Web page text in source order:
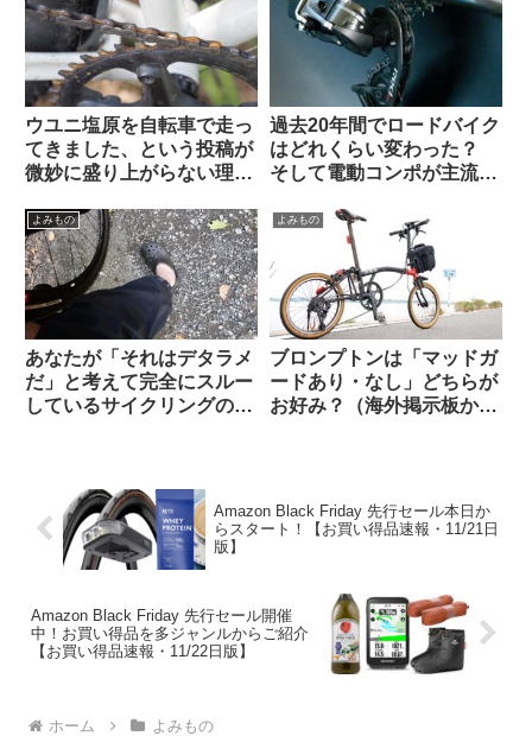
ウユニ塩原を自転車で走っ
てきました、という投稿が
微妙に盛り上がらない理由
過去20年間でロードバイク
はどれくらい変わった？
そして電動コンポが主流に
外掲示板でのオピニオン観
よみもの
あなたが「それはデタラメ
だ」と考えて完全にスルー
しているサイクリングの
よみもの
ブロンプトンは「マッドガ
ードあり・なし」どちらが
お好み？（海外掲示板か
Amazon Black Friday 先行セール本日か
らスタート！【お買い得品速報・11/21日
版】
Amazon Black Friday 先行セール開催
中！お買い得品を多ジャンルからご紹介
【お買い得品速報・11/22日版】
ホーム よみもの